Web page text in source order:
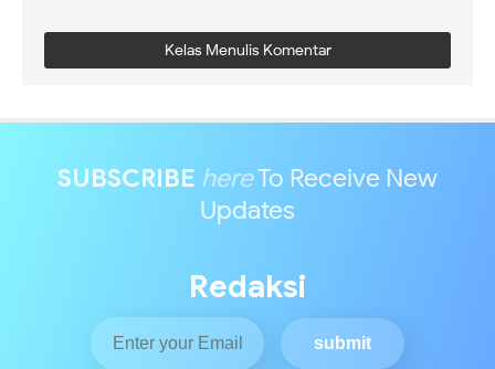
Kelas Menulis Komentar
SUBSCRIBE hereTo Receive New
Updates
Redaksi